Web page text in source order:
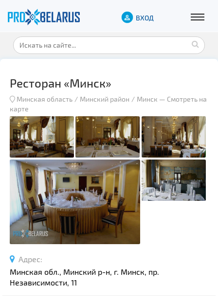
ВХОД
Ресторан «Минск»
Минская область Минский район Минск — Смотреть на
карте
Адрес:
Минская обл., Минский р-н, г. Минск, пр.
Независимости, 11